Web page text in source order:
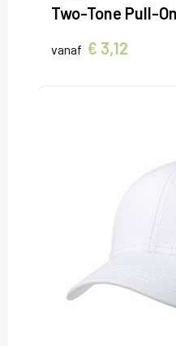
Two-Tone Pull-
vanaf € 3,12